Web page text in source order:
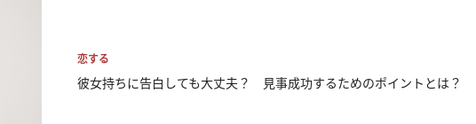
恋する
彼女持ちに告白しても大丈夫？ 見事成功するためのポイントとは？